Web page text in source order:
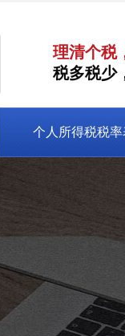
理清个税
税多税少
个人所得税税率